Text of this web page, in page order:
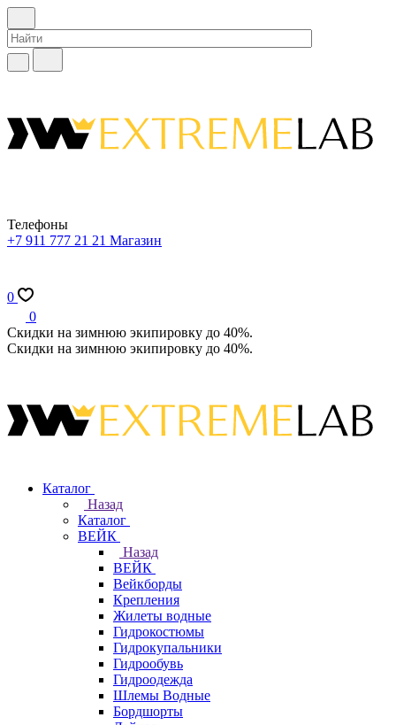
Телефоны
+7 911 777 21 21 Магазин
0
0
Скидки на зимнюю экипировку до 40%.
Скидки на зимнюю экипировку до 40%.
Каталог
Назад
Каталог
ВЕЙК
Назад
ВЕЙК
Вейкборды
Крепления
Жилеты водные
Гидрокостюмы
Гидрокупальники
Гидрообувь
Гидроодежда
Шлемы Водные
Бордшорты